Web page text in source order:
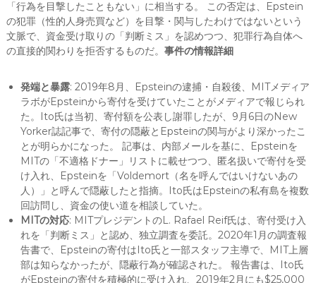
「行為を目撃したこともない」に相当する。 この否定は、Epstein
の犯罪（性的人身売買など）を目撃・関与したわけではないという
文脈で、資金受け取りの「判断ミス」を認めつつ、犯罪行為自体へ
の直接的関わりを拒否するものだ。 事件の情報詳細
発端と暴露: 2019年8月、Epsteinの逮捕・自殺後、MITメディア
ラボがEpsteinから寄付を受けていたことがメディアで報じられ
た。Ito氏は当初、寄付額を公表し謝罪したが、9月6日のNew
Yorker誌記事で、寄付の隠蔽とEpsteinの関与がより深かったこ
とが明らかになった。 記事は、内部メールを基に、Epsteinを
MITの「不適格ドナー」リストに載せつつ、匿名扱いで寄付を受
け入れ、Epsteinを「Voldemort（名を呼んではいけないあの
人）」と呼んで隠蔽したと指摘。Ito氏はEpsteinの私有島を複数
回訪問し、資金の使い道を相談していた。
MITの対応: MITプレジデントのL. Rafael Reif氏は、寄付受け入
れを「判断ミス」と認め、独立調査を委託。2020年1月の調査報
告書で、Epsteinの寄付はIto氏と一部スタッフ主導で、MIT上層
部は知らなかったが、隠蔽行為が確認された。 報告書は、Ito氏
がEpsteinの寄付を積極的に受け入れ、2019年2月にも$25,000